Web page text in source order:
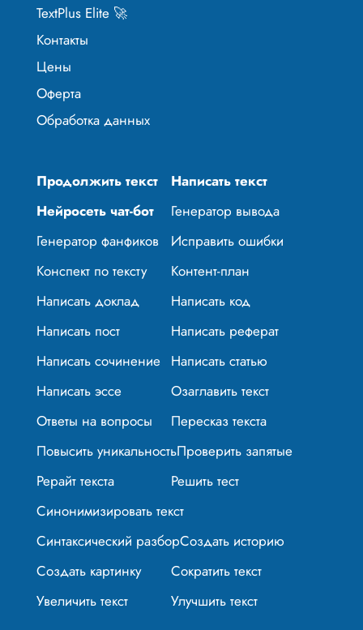
TextPlus Elite 🚀
Контакты
Цены
Оферта
Обработка данных
Продолжить текст
Написать текст
Нейросеть чат-бот
Генератор вывода
Генератор фанфиков
Исправить ошибки
Конспект по тексту
Контент-план
Написать доклад
Написать код
Написать пост
Написать реферат
Написать сочинение Написать статью
Написать эссе
Озаглавить текст
Ответы на вопросы
Пересказ текста
Повысить уникальностьПроверить запятые
Рерайт текста
Решить тест
Синонимизировать текст
Синтаксический разборСоздать историю
Создать картинку
Сократить текст
Увеличить текст
Улучшить текст